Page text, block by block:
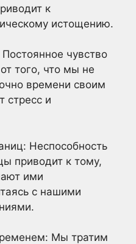
к
истощению.
чувство
того, что мы не
времени своим
стресс и
Неспособность
приводит к тому,
ими
с нашими
Мы тратим